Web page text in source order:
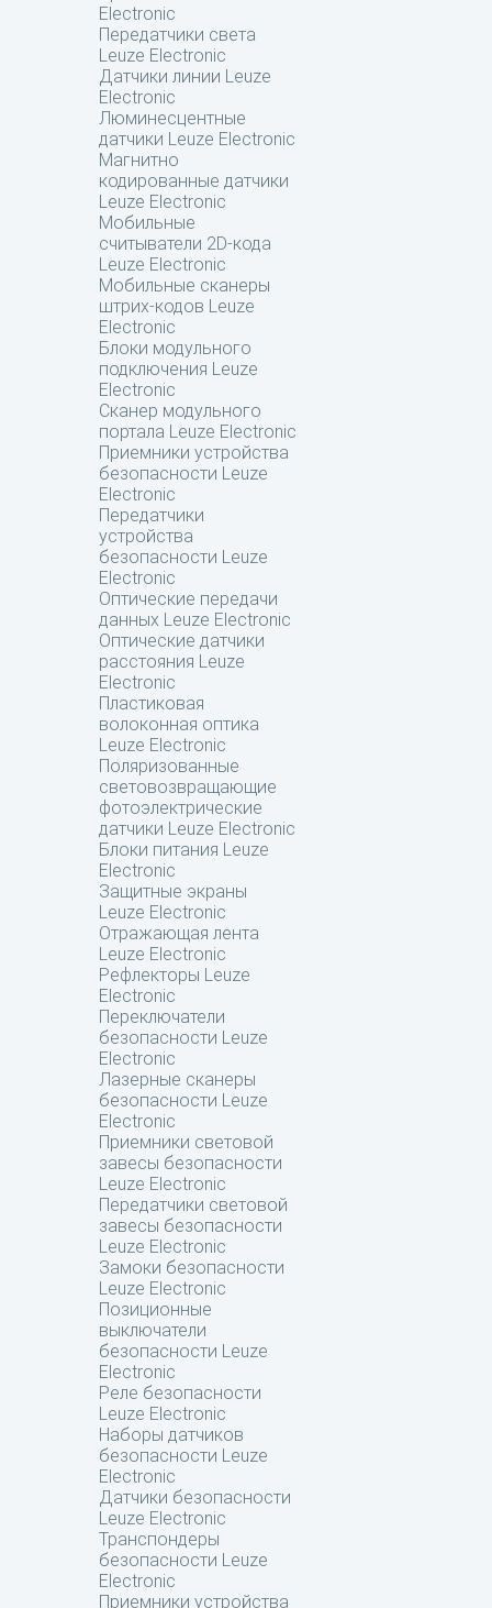
Electronic
Передатчики света
Leuze Electronic
Датчики линии Leuze
Electronic
Люминесцентные
датчики Leuze Electronic
Магнитно
кодированные датчики
Leuze Electronic
Мобильные
считыватели 2D-кода
Leuze Electronic
Мобильные сканеры
штрих-кодов Leuze
Electronic
Блоки модульного
подключения Leuze
Electronic
Сканер модульного
портала Leuze Electronic
Приемники устройства
безопасности Leuze
Electronic
Передатчики
устройства
безопасности Leuze
Electronic
Оптические передачи
данных Leuze Electronic
Оптические датчики
расстояния Leuze
Electronic
Пластиковая
волоконная оптика
Leuze Electronic
Поляризованные
световозвращающие
фотоэлектрические
датчики Leuze Electronic
Блоки питания Leuze
Electronic
Защитные экраны
Leuze Electronic
Отражающая лента
Leuze Electronic
Рефлекторы Leuze
Electronic
Переключатели
безопасности Leuze
Electronic
Лазерные сканеры
безопасности Leuze
Electronic
Приемники световой
завесы безопасности
Leuze Electronic
Передатчики световой
завесы безопасности
Leuze Electronic
Замоки безопасности
Leuze Electronic
Позиционные
выключатели
безопасности Leuze
Electronic
Реле безопасности
Leuze Electronic
Наборы датчиков
безопасности Leuze
Electronic
Датчики безопасности
Leuze Electronic
Транспондеры
безопасности Leuze
Electronic
Приемники устройства